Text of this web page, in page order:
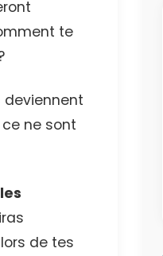
te
deviennent
ne sont
de tes